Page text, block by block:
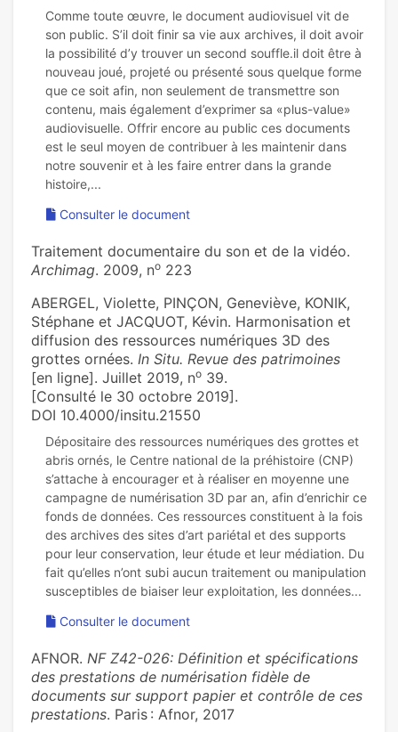
Comme toute œuvre, le document audiovisuel vit de
son public. S’il doit finir sa vie aux archives, il doit avoir
la possibilité d’y trouver un second souffle.il doit être à
nouveau joué, projeté ou présenté sous quelque forme
que ce soit afin, non seulement de transmettre son
contenu, mais également d’exprimer sa «plus-value»
audiovisuelle. Offrir encore au public ces documents
est le seul moyen de contribuer à les maintenir dans
notre souvenir et à les faire entrer dans la grande
Consulter le document
Traitement documentaire du son et de la vidéo.
Archimag. 2009, no 223
ABERGEL, Violette, PINÇON, Geneviève, KONIK,
Stéphane et JACQUOT, Kévin. Harmonisation et
diffusion des ressources numériques 3D des
grottes ornées. In Situ. Revue des patrimoines
[en ligne]. Juillet 2019, no 39.
[Consulté le 30 octobre 2019].
DOI 10.4000/insitu.21550
Dépositaire des ressources numériques des grottes et
abris ornés, le Centre national de la préhistoire (CNP)
s’attache à encourager et à réaliser en moyenne une
campagne de numérisation 3D par an, afin d’enrichir ce
fonds de données. Ces ressources constituent à la fois
des archives des sites d’art pariétal et des supports
pour leur conservation, leur étude et leur médiation. Du
fait qu’elles n’ont subi aucun traitement ou manipulation
Consulter le document
AFNOR. NF Z42-026: Définition et spécifications
des prestations de numérisation fidèle de
documents sur support papier et contrôle de ces
prestations. Paris : Afnor, 2017